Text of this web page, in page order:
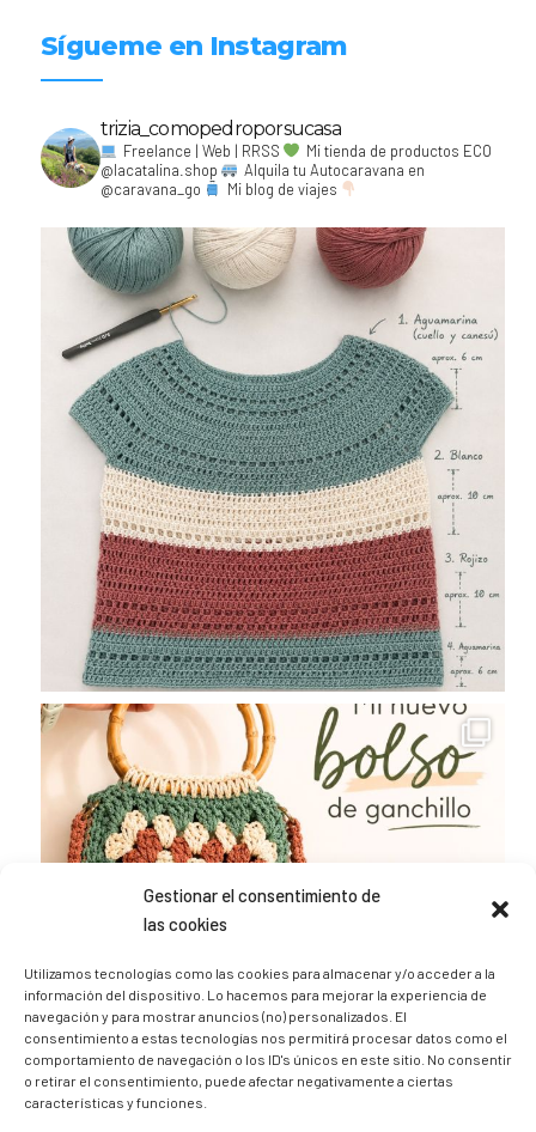
Gestionar el consentimiento de
las cookies
Utilizamos tecnologías como las cookies para almacenar y/o acceder a la
información del dispositivo. Lo hacemos para mejorar la experiencia de
navegación y para mostrar anuncios (no) personalizados. El
consentimiento a estas tecnologías nos permitirá procesar datos como el
comportamiento de navegación o los ID's únicos en este sitio. No consentir
o retirar el consentimiento, puede afectar negativamente a ciertas
características y funciones.
Sígueme en Instagram
trizia_comopedroporsucasa
Freelance | Web | RRSS
Mi tienda de productos ECO
@lacatalina.shop
Alquila tu Autocaravana en
@caravana_go
Mi blog de viajes